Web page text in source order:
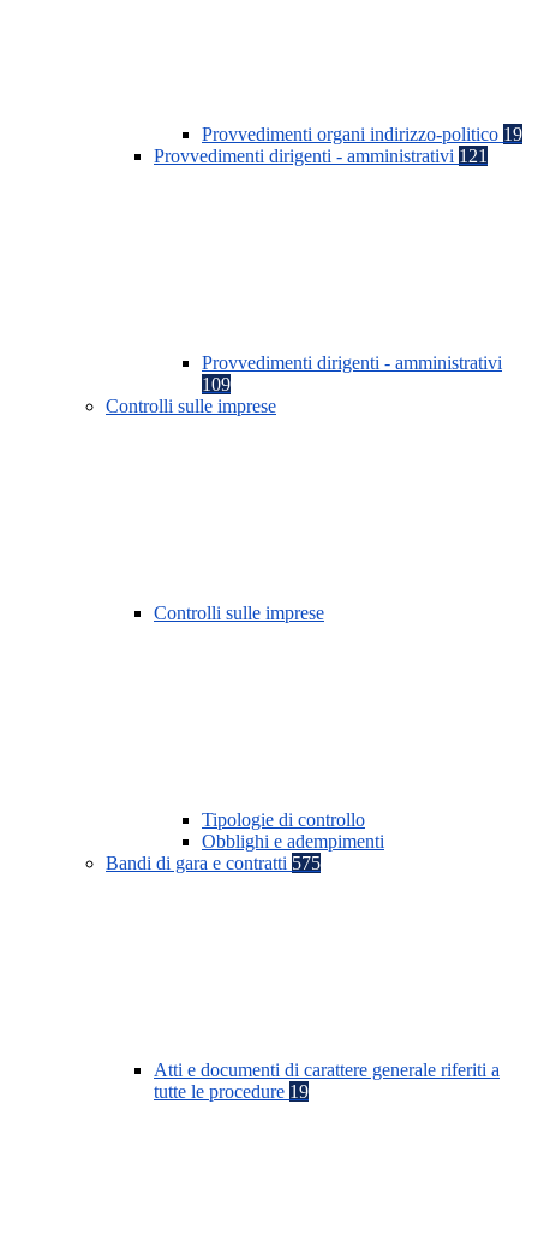
Provvedimenti organi indirizzo-politico 19
Provvedimenti dirigenti - amministrativi 121
Provvedimenti dirigenti - amministrativi
109
Controlli sulle imprese
Controlli sulle imprese
Tipologie di controllo
Obblighi e adempimenti
Bandi di gara e contratti 575
Atti e documenti di carattere generale riferiti a
tutte le procedure 19